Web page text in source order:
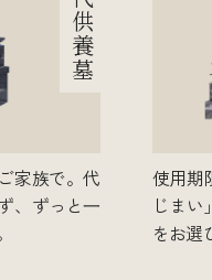
供
養
墓
家族で。代
、ずっと⼀
使用期
じま
をお選